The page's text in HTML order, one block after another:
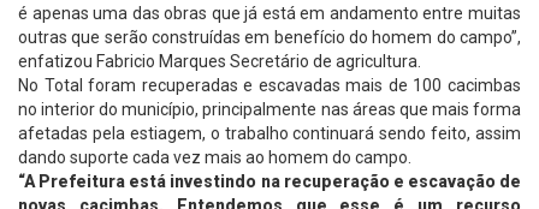
é apenas uma das obras que já está em andamento entre muitas
outras que serão construídas em benefício do homem do campo”,
enfatizou Fabricio Marques Secretário de agricultura.
No Total foram recuperadas e escavadas mais de 100 cacimbas
no interior do município, principalmente nas áreas que mais forma
afetadas pela estiagem, o trabalho continuará sendo feito, assim
dando suporte cada vez mais ao homem do campo.
“A Prefeitura está investindo na recuperação e escavação de